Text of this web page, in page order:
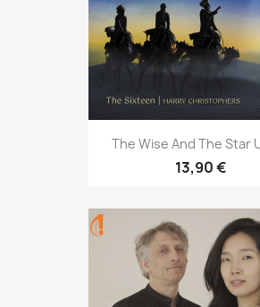
The Wise And The Star
13,90 €